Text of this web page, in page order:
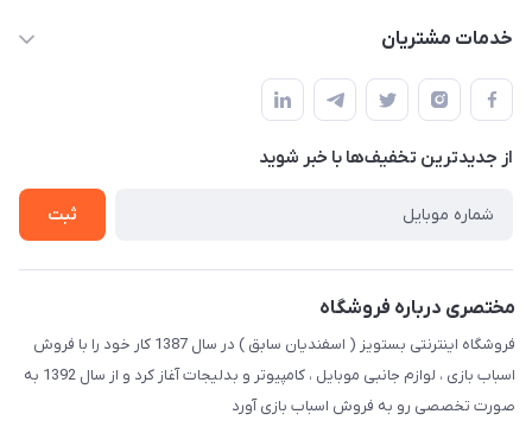
حساب کاربری
لیست محصولات
درباره ما
خدمات مشتریان
قوانین و مقررات
حریم خصوصی
راهنما
از جدید‌ترین تخفیف‌ها با‌ خبر شوید
ثبت
مختصری درباره فروشگاه
فروشگاه اینترنتی بستویز ( اسفندیان سابق ) در سال 1387 کار خود را با فروش
اسباب بازی ، لوازم جانبی موبایل ، کامپیوتر و بدلیجات آغاز کرد و از سال 1392 به
صورت تخصصی رو به فروش اسباب بازی آورد